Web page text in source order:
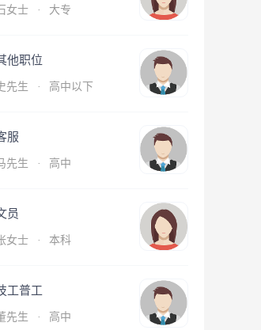
女士 · 大专
他职位
先生 · 高中以下
服
先生 · 高中
员
女士 · 本科
工普工
先生 · 高中